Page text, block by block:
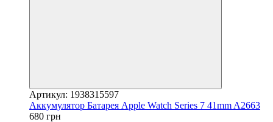
Артикул: 1938315597
Аккумулятор Батарея Apple Watch Series 7 41mm A2663
680 грн